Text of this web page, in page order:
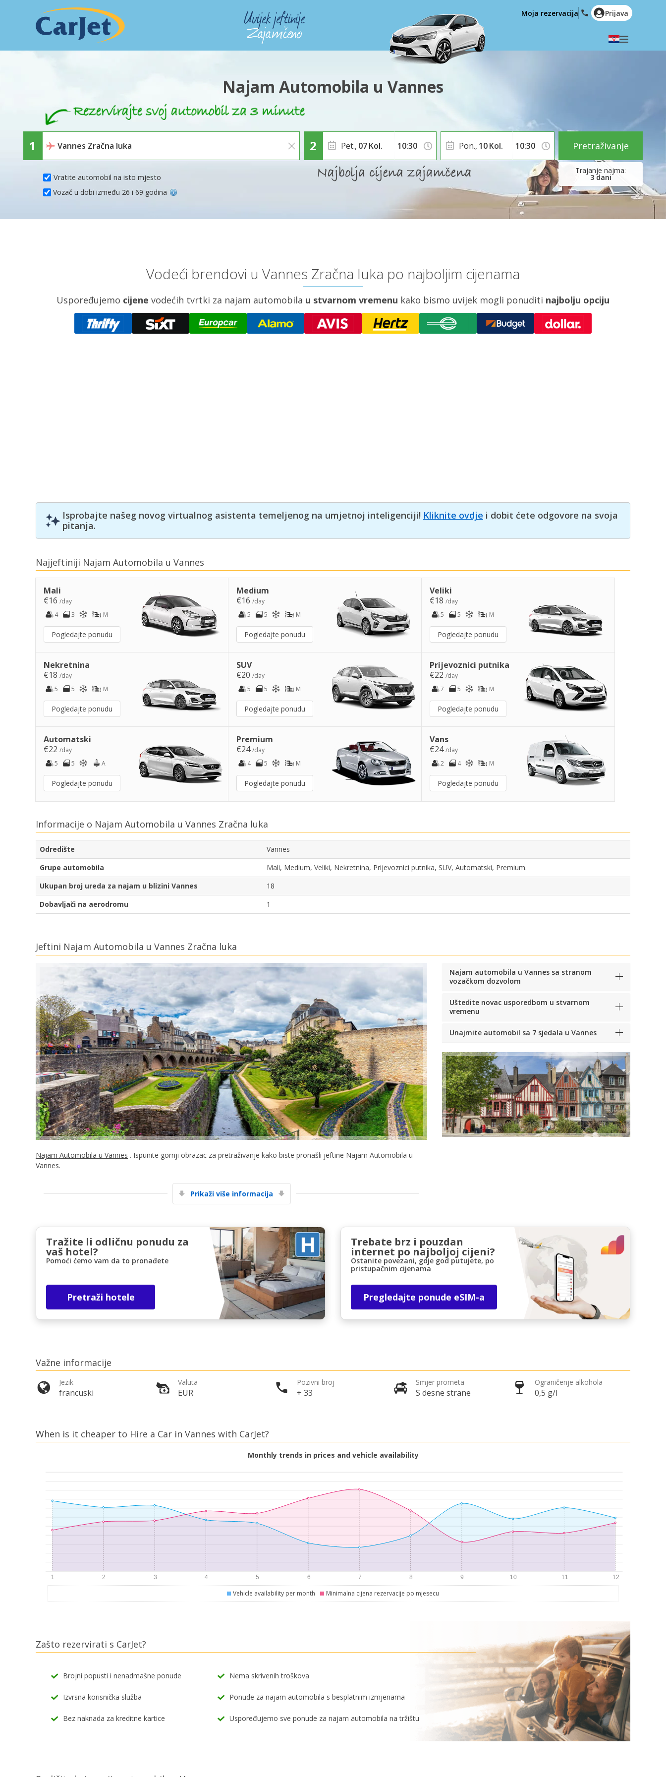
English (US)
Polski
Türkçe
Română
Ελληνικά
Hrvatski
العربية
Moja rezervacija Prijava
Najam Automobila u Vannes
Vratite automobil na isto mjesto
Pet., 07Kol.
3 dani
Pon., 10Kol.
Vozač u dobi između 26 i 69 godina
Pretraživanje
Vodeći brendovi u Vannes Zračna luka po najboljim cijenama
Uspoređujemo cijene vodećih tvrtki za najam automobila u stvarnom vremenu kako bismo uvijek mogli ponuditi najbolju opciju
Isprobajte našeg novog virtualnog asistenta temeljenog na umjetnoj inteligenciji! Kliknite ovdje i dobit ćete odgovore na svoja
pitanja.
Najjeftiniji Najam Automobila u Vannes
Mali
€16 /day
4
3 M
Pogledajte ponudu
Medium
€16/day
5
5 M
Pogledajte ponudu
Veliki
€18 /day
5
5 M
Pogledajte ponudu
Nekretnina
€18 /day
5
5 M
Pogledajte ponudu
SUV
€20/day
5
5 M
Pogledajte ponudu
Prijevoznici putnika
€22 /day
7
5 M
Pogledajte ponudu
Automatski
€22 /day
5
5 A
Pogledajte ponudu
Premium
€24/day
4
5 M
Pogledajte ponudu
Vans
€24/day
2
4 M
Pogledajte ponudu
Informacije o Najam Automobila u Vannes Zračna luka
Odredište
Vannes
Grupe automobila
Mali, Medium, Veliki, Nekretnina, Prijevoznici putnika, SUV, Automatski, Premium.
Ukupan broj ureda za najam u blizini Vannes
18
Dobavljači na aerodromu
1
Jeftini Najam Automobila u Vannes Zračna luka
Najam Automobila u Vannes . Ispunite gornji obrazac za pretraživanje kako biste pronašli jeftine Najam Automobila u
Vannes.
Prikaži više informacija
Najam automobila u Vannes sa stranom
vozačkom dozvolom
Uštedite novac usporedbom u stvarnom
vremenu
Unajmite automobil sa 7 sjedala u Vannes
Tražite li odličnu ponudu za
vaš hotel?
Pomoći ćemo vam da to pronađete
Pretraži hotele
Trebate brz i pouzdan
internet po najboljoj cijeni?
Ostanite povezani, gdje god putujete, po
pristupačnim cijenama
Pregledajte ponude eSIM-a
Važne informacije
Jezik
francuski
Valuta
EUR
Pozivni broj
+ 33
Smjer prometa
S desne strane
Ograničenje alkohola
0,5 g/l
When is it cheaper to Hire a Car in Vannes with CarJet?
Monthly trends in prices and vehicle availability
Vehicle availability per month Minimalna cijena rezervacije po mjesecu
Zašto rezervirati s CarJet?
Brojni popusti i nenadmašne ponude Nema skrivenih troškova
Izvrsna korisnička služba Ponude za najam automobila s besplatnim izmjenama
Bez naknada za kreditne kartice Uspoređujemo sve ponude za najam automobila na tržištu
Posebni popusti
Prijava putem eLinka